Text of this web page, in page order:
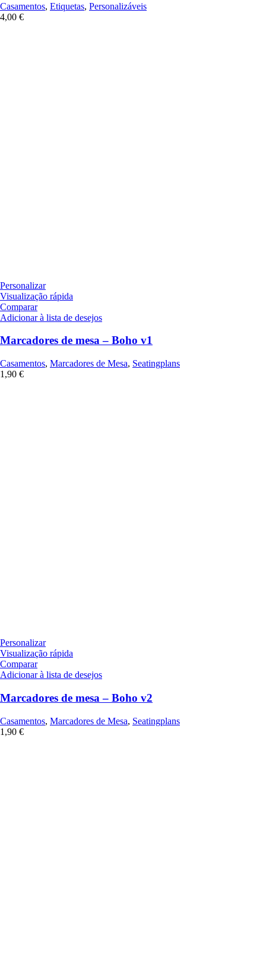
Casamentos, Etiquetas, Personalizáveis
4,00 €
Personalizar
Visualização rápida
Comparar
Adicionar à lista de desejos
Marcadores de mesa – Boho v1
Casamentos, Marcadores de Mesa, Seatingplans
1,90 €
Personalizar
Visualização rápida
Comparar
Adicionar à lista de desejos
Marcadores de mesa – Boho v2
Casamentos, Marcadores de Mesa, Seatingplans
1,90 €